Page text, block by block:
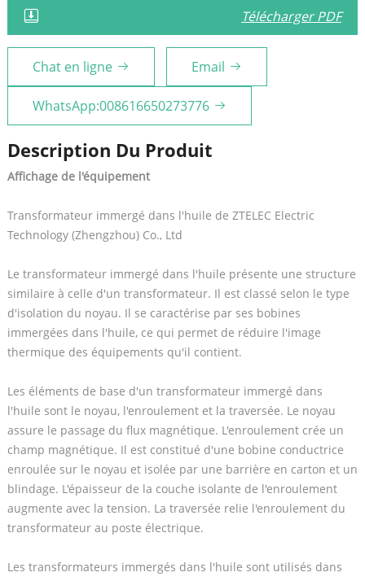
Télécharger PDF
Chat en ligne Email
WhatsApp:008616650273776
Description Du Produit
Affichage de l'équipement
Transformateur immergé dans l'huile de ZTELEC Electric
Technology (Zhengzhou) Co., Ltd
Le transformateur immergé dans l'huile présente une structure
similaire à celle d'un transformateur. Il est classé selon le type
d'isolation du noyau. Il se caractérise par ses bobines
immergées dans l'huile, ce qui permet de réduire l'image
thermique des équipements qu'il contient.
Les éléments de base d'un transformateur immergé dans
l'huile sont le noyau, l'enroulement et la traversée. Le noyau
assure le passage du flux magnétique. L'enroulement crée un
champ magnétique. Il est constitué d'une bobine conductrice
enroulée sur le noyau et isolée par une barrière en carton et un
blindage. L'épaisseur de la couche isolante de l'enroulement
augmente avec la tension. La traversée relie l'enroulement du
transformateur au poste électrique.
Les transformateurs immergés dans l'huile sont utilisés dans